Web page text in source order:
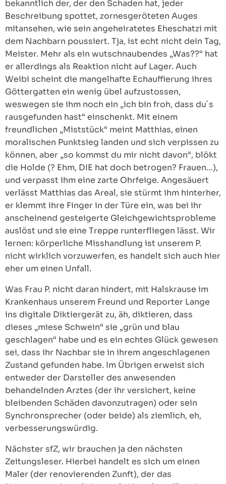
bekanntlich der, der den Schaden hat, jeder
Beschreibung spottet, zornesgeröteten Auges
mitansehen, wie sein angeheiratetes Eheschatzi mit
dem Nachbarn poussiert. Tja, ist echt nicht dein Tag,
Meister. Mehr als ein wutschnaubendes „Was??“ hat
er allerdings als Reaktion nicht auf Lager. Auch
Weibi scheint die mangelhafte Echauffierung ihres
Göttergatten ein wenig übel aufzustossen,
weswegen sie ihm noch ein „ich bin froh, dass du´s
rausgefunden hast“ einschenkt. Mit einem
freundlichen „Miststück“ meint Matthias, einen
moralischen Punktsieg landen und sich verpissen zu
können, aber „so kommst du mir nicht davon“, blökt
die Holde (? Ehm, DIE hat doch betrogen? Frauen…),
und verpasst ihm eine zarte Ohrfeige. Angesäuert
verlässt Matthias das Areal, sie stürmt ihm hinterher,
er klemmt ihre Finger in der Türe ein, was bei ihr
anscheinend gesteigerte Gleichgewichtsprobleme
auslöst und sie eine Treppe runterfliegen lässt. Wir
lernen: körperliche Misshandlung ist unserem P.
nicht wirklich vorzuwerfen, es handelt sich auch hier
eher um einen Unfall.
Was Frau P. nicht daran hindert, mit Halskrause im
Krankenhaus unserem Freund und Reporter Lange
ins digitale Diktiergerät zu, äh, diktieren, dass
dieses „miese Schwein“ sie „grün und blau
geschlagen“ habe und es ein echtes Glück gewesen
sei, dass ihr Nachbar sie in ihrem angeschlagenen
Zustand gefunden habe. Im Übrigen erweist sich
entweder der Darsteller des anwesenden
behandelnden Arztes (der ihr versichert, keine
bleibenden Schäden davonzutragen) oder sein
Synchronsprecher (oder beide) als ziemlich, eh,
verbesserungswürdig.
Nächster sfZ, wir brauchen ja den nächsten
Zeitungsleser. Hierbei handelt es sich um einen
Maler (der renovierenden Zunft), der das